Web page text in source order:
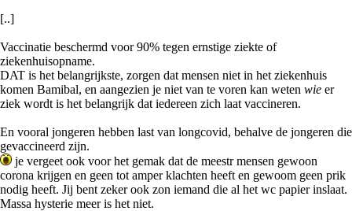
[..]
Vaccinatie beschermd voor 90% tegen ernstige ziekte of
ziekenhuisopname.
DAT is het belangrijkste, zorgen dat mensen niet in het ziekenhuis
komen Bamibal, en aangezien je niet van te voren kan weten wie er
ziek wordt is het belangrijk dat iedereen zich laat vaccineren.
En vooral jongeren hebben last van longcovid, behalve de jongeren die
gevaccineerd zijn.
je vergeet ook voor het gemak dat de meestr mensen gewoon
corona krijgen en geen tot amper klachten heeft en gewoom geen prik
nodig heeft. Jij bent zeker ook zon iemand die al het wc papier inslaat.
Massa hysterie meer is het niet.